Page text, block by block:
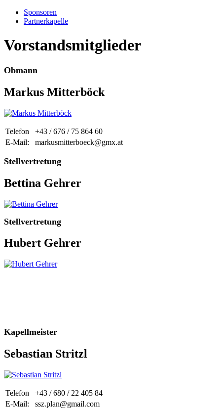
Sponsoren
Partnerkapelle
Vorstandsmitglieder
Obmann
Markus Mitterböck
Telefon
+43 / 676 / 75 864 60
E-Mail:
markusmitterboeck@gmx.at
Stellvertretung
Bettina Gehrer
Stellvertretung
Hubert Gehrer
Kapellmeister
Sebastian Stritzl
Telefon
+43 / 680 / 22 405 84
E-Mail:
ssz.plan@gmail.com